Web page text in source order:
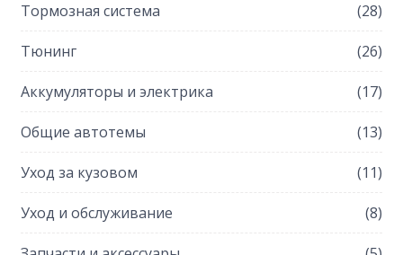
Тормозная система (28)
Тюнинг (26)
Аккумуляторы и электрика (17)
Общие автотемы (13)
Уход за кузовом (11)
Уход и обслуживание (8)